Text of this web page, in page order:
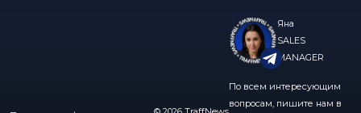
Яна
SALES
MANAGER
По всем интересующим
вопросам, пишите нам в